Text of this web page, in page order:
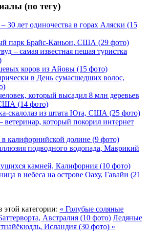
(по тегу)
30 лет одиночества в горах Аляски (15
парк Брайс-Каньон, США (29 фото)
– самая известная пешая туристка
коров из Айовы (15 фото)
в День сумасшедших волос,
который высадил 8 млн деревьев
(14 фото)
скалолаз из штата Юта, США (25 фото)
который покорил интернет
калифорнийской долине (9 фото)
подводного водопада, Маврикий
камней, Калифорния (10 фото)
в небеса на острове Оаху, Гавайи (21
этой категории: « Голубые соляные
Австралия (10 фото) Ледяные
Исландия (30 фото) »